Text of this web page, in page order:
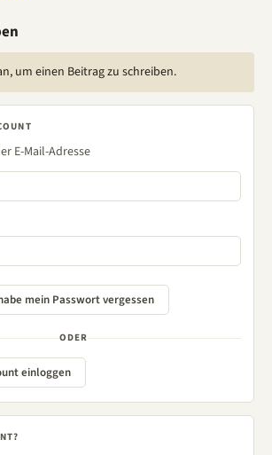
um einen Beitrag zu schreiben.
E-Mail-Adresse
ODER
einloggen